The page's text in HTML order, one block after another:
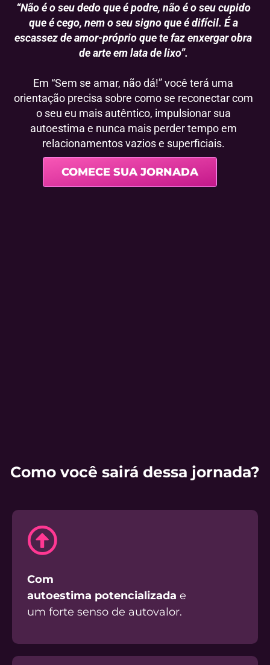
“Não é o seu dedo que é podre, não é o seu cupido
que é cego, nem o seu signo que é difícil. É a
escassez de amor-próprio que te faz enxergar obra
de arte em lata de lixo”.
Em “Sem se amar, não dá!” você terá uma
orientação precisa sobre como se reconectar com
o seu eu mais autêntico, impulsionar sua
autoestima e nunca mais perder tempo em
relacionamentos vazios e superficiais.
COMECE SUA JORNADA
Como você sairá dessa jornada?
Com
autoestima potencializada e
um forte senso de autovalor.